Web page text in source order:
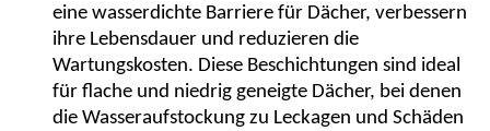
eine wasserdichte Barriere für Dächer, verbessern
ihre Lebensdauer und reduzieren die
Wartungskosten. Diese Beschichtungen sind ideal
für flache und niedrig geneigte Dächer, bei denen
die Wasseraufstockung zu Leckagen und Schäden